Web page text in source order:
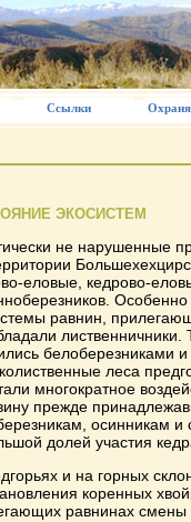
Ссылки
ЭКОСИСТЕМ
не нарушенные
еловые, кедрово-
равнин,
белоберезниками
леса
многократное
прежде
осинникам
долей участия
и на горных
коренных
равнинах